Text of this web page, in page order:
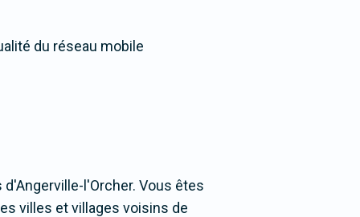
du réseau mobile
l'Orcher. Vous êtes
villes et villages voisins de